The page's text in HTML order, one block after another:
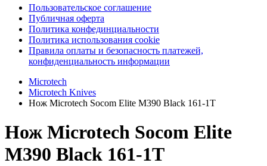
Пользовательское соглашение
Публичная оферта
Политика конфединциальности
Политика использования cookie
Правила оплаты и безопасность платежей,
конфиденциальность информации
Microtech
Microtech Knives
Нож Microtech Socom Elite M390 Black 161-1T
Нож Microtech Socom Elite
M390 Black 161-1T